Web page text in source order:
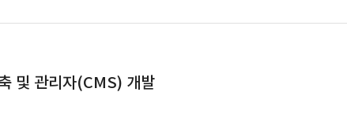
및 관리자(CMS) 개발